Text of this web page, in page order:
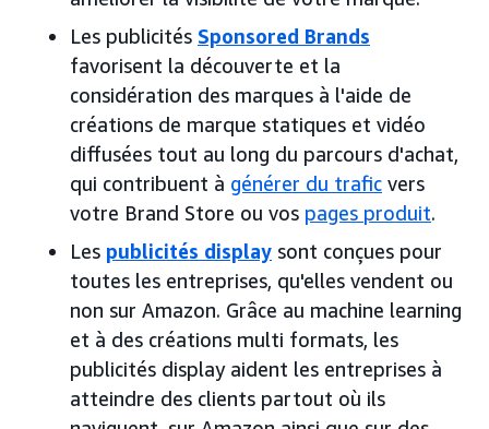
Les publicités Sponsored Brands
favorisent la découverte et la
considération des marques à l'aide de
créations de marque statiques et vidéo
diffusées tout au long du parcours d'achat,
qui contribuent à générer du trafic vers
votre Brand Store ou vos pages produit.
Les publicités display sont conçues pour
toutes les entreprises, qu'elles vendent ou
non sur Amazon. Grâce au machine learning
et à des créations multi formats, les
publicités display aident les entreprises à
atteindre des clients partout où ils